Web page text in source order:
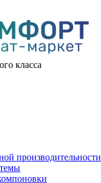
класса
производительности